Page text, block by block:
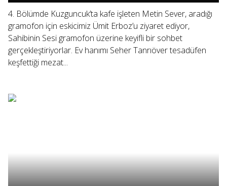
4. Bölümde Kuzguncuk’ta kafe işleten Metin Sever, aradığı
gramofon için eskicimiz Ümit Erboz’u ziyaret ediyor,
Sahibinin Sesi gramofon üzerine keyifli bir sohbet
gerçekleştiriyorlar. Ev hanımı Seher Tanrıöver tesadüfen
keşfettiği mezat...